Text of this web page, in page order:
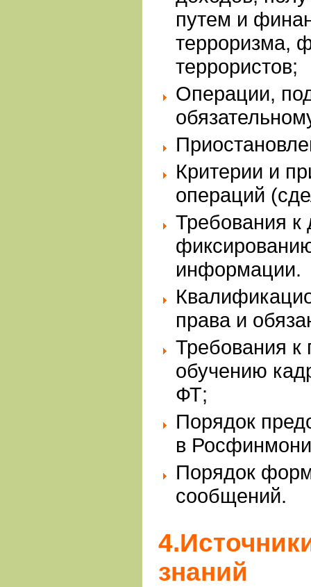
путем и
терроризма,
террористов;
Операции,
Критерии и
операций
Требования к
информации.
права и
Требования к
обучению
ФТ;
Порядок
в
Порядок
сообщений.
знаний